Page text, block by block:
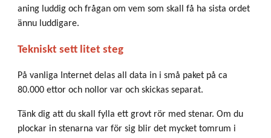
aning luddig och frågan om vem som skall få ha sista ordet
ännu luddigare.
Tekniskt sett litet steg
På vanliga Internet delas all data in i små paket på ca
80.000 ettor och nollor var och skickas separat.
Tänk dig att du skall fylla ett grovt rör med stenar. Om du
plockar in stenarna var för sig blir det mycket tomrum i